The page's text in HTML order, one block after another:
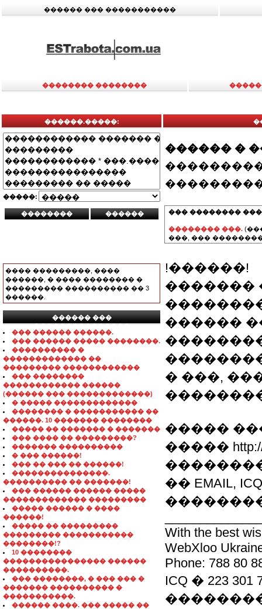
������ ��� �����������
�������� ��������
������.�����:
�����:
���� ���������, ����
������, � ���� �������� �
��������� ���������� �� 3
������.
������ ���
���������������
��� ������ ������.
��� ������ ����� ��������.
���������� �
������������� ��
��������� ������������
��� ��������
������������ ������
(������ ��� �������������)
� ����� �������������
�������� � ����������� ��
������. 10 ������� ��������
����� �� ������� � �������
��� ���� �� ���������?
������� ����������
� ��� ������!
��� �� ��� �� ������!
���������������.
���������� �� �������!
��� ������ ������ �����
������������� ���������
����� ������ � ����
������!
����� �� ���������
��������� �����������
��������!?
10 ��������
���������������� ������
����������.
��� ��������, � ��� ��� �
������� ���������� �
�����������.
������ ����. ��� ����� ��
������ �
��� ��������
�������� ���.
���, ���
!������!
�������
������
� ���,
�����
����� http://
�� EMAIL,
With the best
WebXloo
Phone: 788 80
ICQ � 223